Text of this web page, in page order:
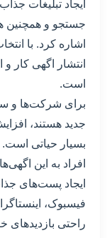
ایجاد تبلیغات
جستجو و همچنین
اشاره کرد. با
انتشار اگهی کار
است.
برای شرکت‌ها و
جدید هستند،
بسیار حیاتی
افراد به این
ایجاد پست‌های
فیسبوک،
راحتی بازدید‌های